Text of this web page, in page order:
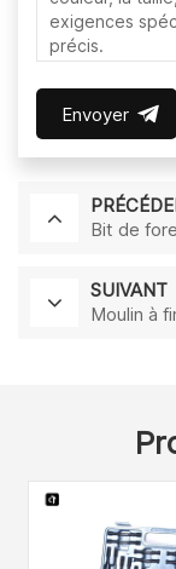
Envoyer
Bit de
SUIVANT
Moulin à